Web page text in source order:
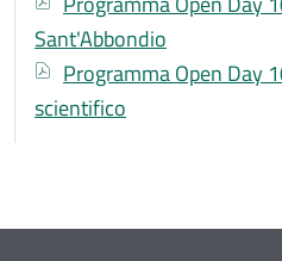
Sant'Abbondio
Documento
Programma Open Day
scientifico